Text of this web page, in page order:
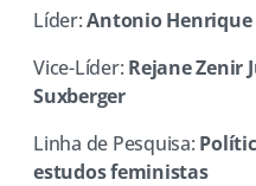
Líder:Antonio Henrique
Vice-Líder: Rejane Zenir
Suxberger
Linha de Pesquisa:
estudos feministas